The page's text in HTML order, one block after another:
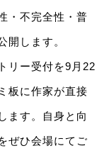
・不完全性・普
開します。
リー受付を9月22
板に作家が直接
ます。自身と向
ぜひ会場にてご